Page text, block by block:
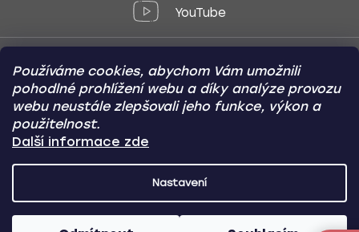
Používáme cookies, abychom Vám umožnili
pohodlné prohlížení webu a díky analýze provozu
webu neustále zlepšovali jeho funkce, výkon a
použitelnost.
Další informace zde
Nastavení
YouTube
Způsoby platby:
Online
Převod
Dobírka
Copyright (c) 2012 -2026 CARVIN AUTODOPLŇKY- Všechna